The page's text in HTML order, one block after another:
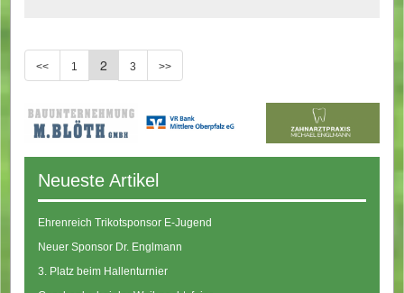
<< 1 2 3 >>
Neueste Artikel
Ehrenreich Trikotsponsor E-Jugend
Neuer Sponsor Dr. Englmann
3. Platz beim Hallenturnier